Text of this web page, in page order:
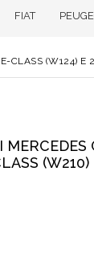
FIAT
(W124)
(W210)